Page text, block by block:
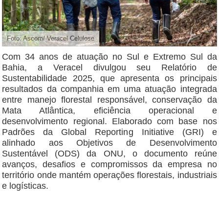
Foto: Ascom/ Veracel Celulose
Com 34 anos de atuação no Sul e Extremo Sul da
Bahia, a Veracel divulgou seu Relatório de
Sustentabilidade 2025, que apresenta os principais
resultados da companhia em uma atuação integrada
entre manejo florestal responsável, conservação da
Mata Atlântica, eficiência operacional e
desenvolvimento regional. Elaborado com base nos
Padrões da Global Reporting Initiative (GRI) e
alinhado aos Objetivos de Desenvolvimento
Sustentável (ODS) da ONU, o documento reúne
avanços, desafios e compromissos da empresa no
território onde mantém operações florestais, industriais
e logísticas.